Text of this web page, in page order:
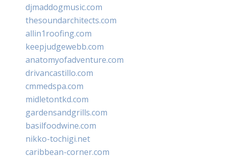
djmaddogmusic.com
thesoundarchitects.com
allin1roofing.com
keepjudgewebb.com
anatomyofadventure.com
drivancastillo.com
cmmedspa.com
midletontkd.com
gardensandgrills.com
basilfoodwine.com
nikko-tochigi.net
caribbean-corner.com